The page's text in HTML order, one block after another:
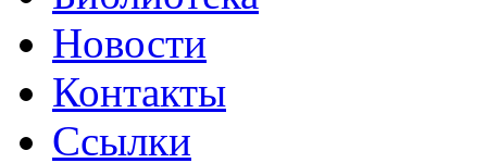
Новости
Контакты
Ссылки